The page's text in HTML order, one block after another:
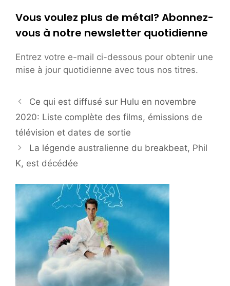
Vous voulez plus de métal? Abonnez-
vous à notre newsletter quotidienne
Entrez votre e-mail ci-dessous pour obtenir une
mise à jour quotidienne avec tous nos titres.
Ce qui est diffusé sur Hulu en novembre
2020: Liste complète des films, émissions de
télévision et dates de sortie
La légende australienne du breakbeat, Phil
K, est décédée